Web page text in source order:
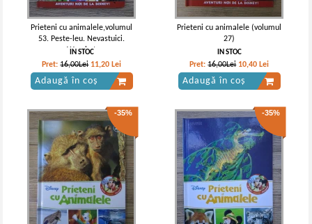
Prieteni cu animalele,volumul
53. Peste-leu. Nevastuici.
Wombat
IN STOC
Pret:16,00Lei 11,20 Lei
Adaugă în coș
Prieteni cu animalele (volumul
27)
IN STOC
Pret:16,00Lei 10,40 Lei
Adaugă în coș
-35% -35%